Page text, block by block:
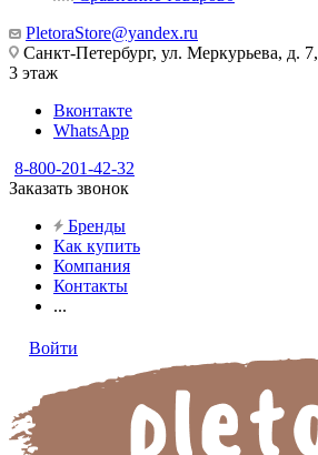
PletoraStore@yandex.ru
Санкт-Петербург, ул. Меркурьева, д. 7,
3 этаж
Вконтакте
WhatsApp
8-800-201-42-32
Заказать звонок
Бренды
Как купить
Компания
Контакты
...
Войти